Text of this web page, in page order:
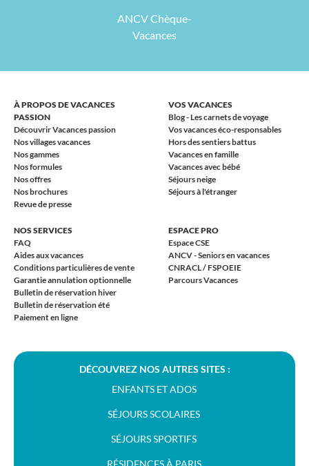
ANCV Chèque-
Vacances
À PROPOS DE VACANCES
PASSION
Découvrir Vacances passion
Nos villages vacances
Nos gammes
Nos formules
Nos offres
Nos brochures
Revue de presse
VOS VACANCES
Blog - Les carnets de voyage
Vos vacances éco-responsables
Hors des sentiers battus
Vacances en famille
Vacances avec bébé
Séjours neige
Séjours à l'étranger
NOS SERVICES
FAQ
Aides aux vacances
Conditions particulières de vente
Garantie annulation optionnelle
Bulletin de réservation hiver
Bulletin de réservation été
Paiement en ligne
ESPACE PRO
Espace CSE
ANCV - Seniors en vacances
CNRACL / FSPOEIE
Parcours Vacances
DÉCOUVREZ NOS AUTRES SITES :
ENFANTS ET ADOS
SÉJOURS SCOLAIRES
SÉJOURS SPORTIFS